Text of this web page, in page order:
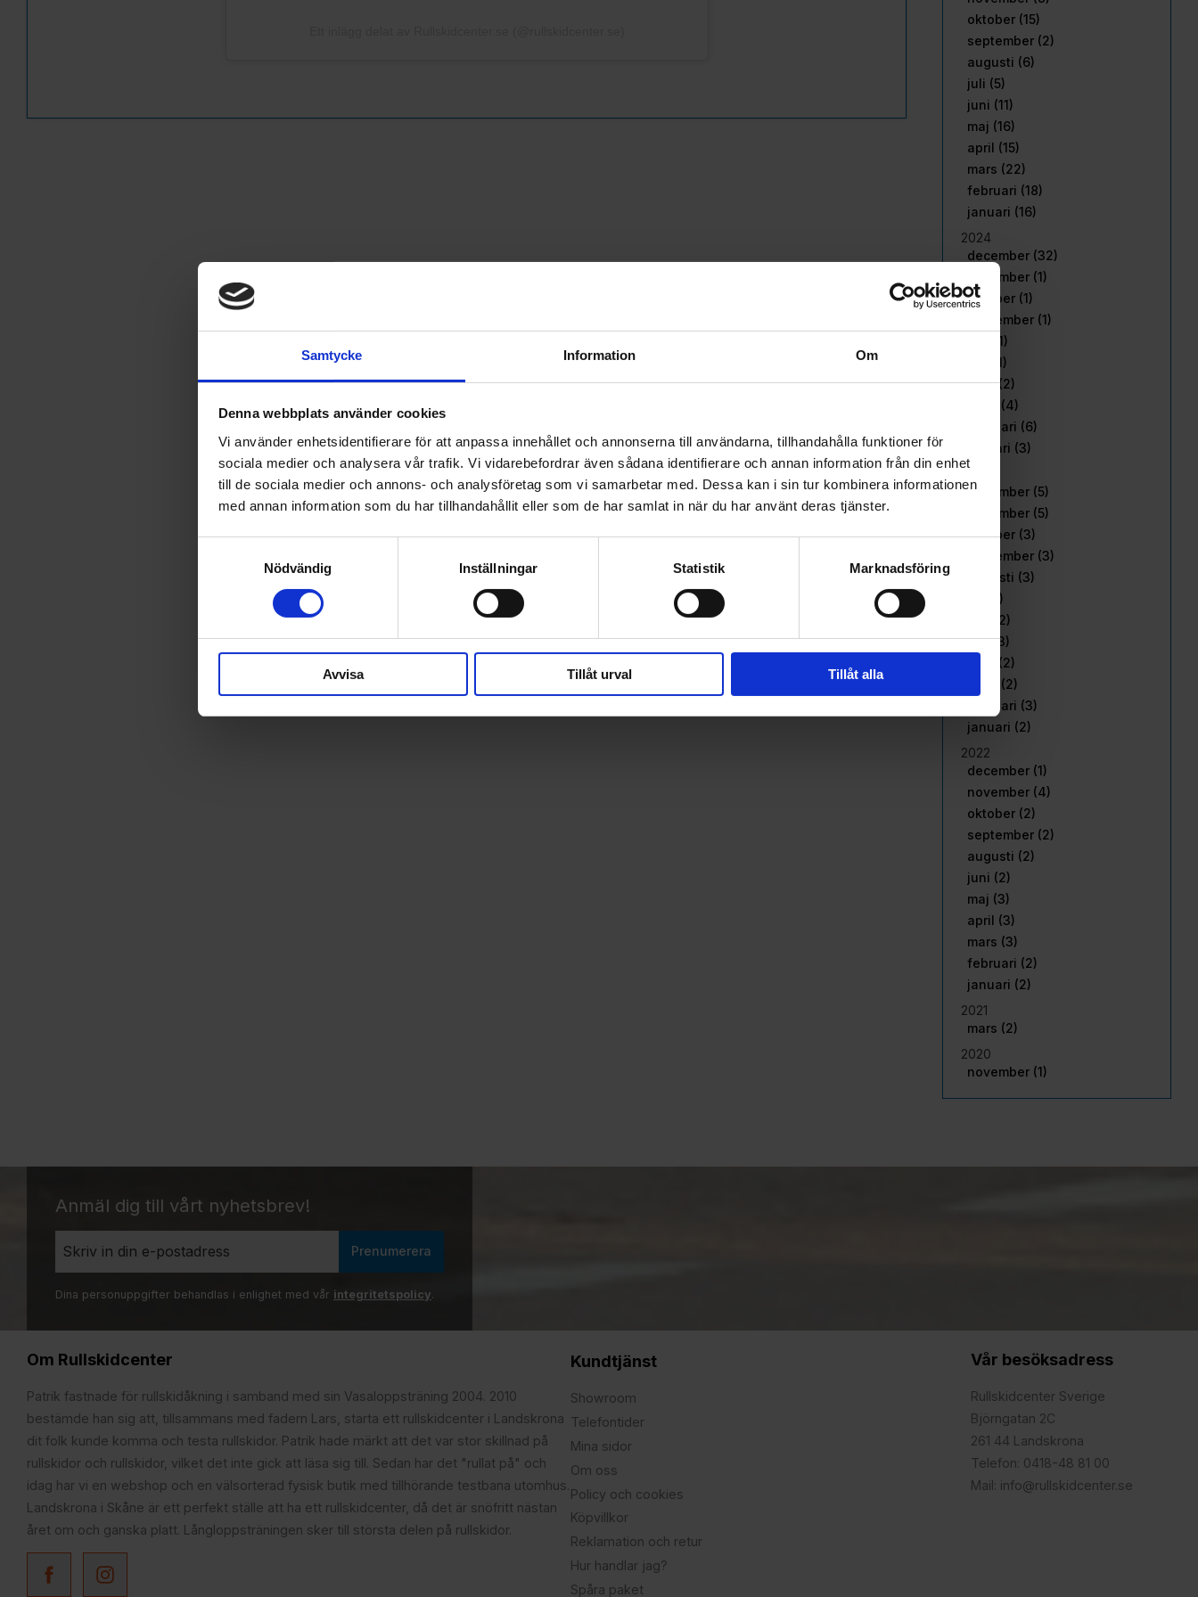
Samtycke Information Om
Denna webbplats använder cookies
Vi använder enhetsidentifierare för att anpassa innehållet och annonserna till användarna, tillhandahålla funktioner för
sociala medier och analysera vår trafik. Vi vidarebefordrar även sådana identifierare och annan information från din enhet
till de sociala medier och annons- och analysföretag som vi samarbetar med. Dessa kan i sin tur kombinera informationen
med annan information som du har tillhandahållit eller som de har samlat in när du har använt deras tjänster.
Nödvändig
Inställningar Statistik Marknadsföring
Avvisa Tillåt urval Tillåt alla
oktober (15)
september (2)
augusti (6)
juli (5)
juni (11)
maj (16)
april (15)
mars (22)
februari (18)
januari (16)
2024
december (32)
november (1)
oktober (1)
september (1)
juni (1)
maj (1)
april (2)
mars (4)
februari (6)
januari (3)
december (5)
november (5)
oktober (3)
september (3)
augusti (3)
juli (1)
juni (2)
maj (3)
april (2)
mars (2)
februari (3)
januari (2)
2022
december (1)
november (4)
oktober (2)
september (2)
augusti (2)
juni (2)
maj (3)
april (3)
mars (3)
februari (2)
januari (2)
2021
mars (2)
2020
november (1)
Anmäl dig till vårt nyhetsbrev!
Prenumerera
Dina personuppgifter behandlas i enlighet med vår integritetspolicy.
Om Rullskidcenter
Patrik fastnade för rullskidåkning i samband med sin Vasaloppsträning 2004. 2010
bestämde han sig att, tillsammans med fadern Lars, starta ett rullskidcenter i Landskrona
dit folk kunde komma och testa rullskidor. Patrik hade märkt att det var stor skillnad på
rullskidor och rullskidor, vilket det inte gick att läsa sig till. Sedan har det "rullat på" och
idag har vi en webshop och en välsorterad fysisk butik med tillhörande testbana utomhus.
Landskrona i Skåne är ett perfekt ställe att ha ett rullskidcenter, då det är snöfritt nästan
året om och ganska platt. Långloppsträningen sker till största delen på rullskidor.
Kundtjänst
Showroom
Telefontider
Mina sidor
Om oss
Policy och cookies
Köpvillkor
Reklamation och retur
Hur handlar jag?
Spåra paket
Vår besöksadress
Rullskidcenter Sverige
Björngatan 2C
261 44 Landskrona
Telefon: 0418-48 81 00
Mail: info@rullskidcenter.se